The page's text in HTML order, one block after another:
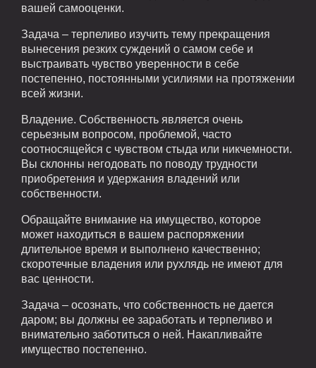
вашей самооценки.
Задача – терпеливо изучить тему прекращения
вынесения резких суждений о самом себе и
выстраивать чувство уверенности в себе
постепенно, постоянными усилиями на протяжении
всей жизни.
Владение. Собственность является очень
серьезным вопросом, проблемой, часто
соотносящейся с чувством стыда или никчемности.
Вы склонны негодовать по поводу трудности
приобретения и удержания владений или
собственности.
Обращайте внимание на имущество, которое
может находиться в вашем распоряжении
длительное время и выполнено качественно;
скоротечные владения или рухлядь не имеют для
вас ценности.
Задача – осознать, что собственность не дается
даром; вы должны ее заработать и терпеливо и
внимательно заботиться о ней. Накапливайте
имущество постепенно.